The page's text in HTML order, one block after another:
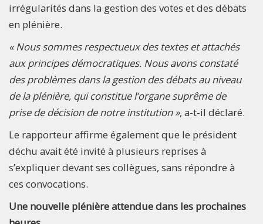
irrégularités dans la gestion des votes et des débats
en plénière.
« Nous sommes respectueux des textes et attachés
aux principes démocratiques. Nous avons constaté
des problèmes dans la gestion des débats au niveau
de la plénière, qui constitue l’organe suprême de
prise de décision de notre institution », a-t-il déclaré.
Le rapporteur affirme également que le président
déchu avait été invité à plusieurs reprises à
s’expliquer devant ses collègues, sans répondre à
ces convocations.
Une nouvelle plénière attendue dans les prochaines